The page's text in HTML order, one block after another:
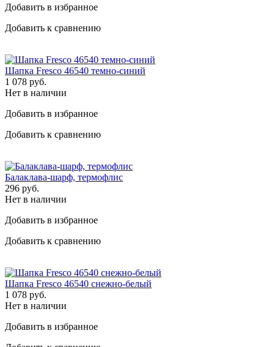
Добавить в избранное
Добавить к сравнению
Шапка Fresco 46540 темно-синий
1 078 руб.
Нет в наличии
Добавить в избранное
Добавить к сравнению
Балаклава-шарф, термофлис
296 руб.
Нет в наличии
Добавить в избранное
Добавить к сравнению
Шапка Fresco 46540 снежно-белый
1 078 руб.
Нет в наличии
Добавить в избранное